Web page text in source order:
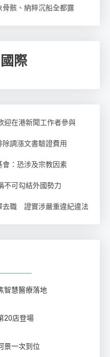
骸、納粹沉船全都露
際
迎在港新聞工作者參與
調漲文書驗證費用
：恐涉及宗教因素
不可勾結外國勢力
去職 證實涉嚴重違紀違法
智慧醫療落地
20店登場
景一次到位